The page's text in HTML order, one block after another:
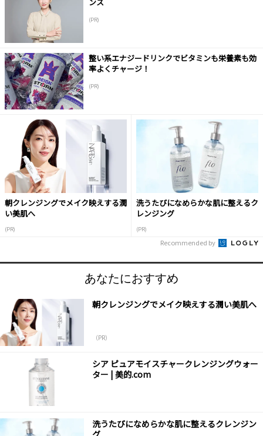
(PR)
整い系エナジードリンクでビタミンも栄養素も効
率よくチャージ！
(PR)
朝クレンジングでメイク映えする潤
い美肌へ
(PR)
洗うたびになめらかな肌に整えるク
レンジング
(PR)
Recommended by
あなたにおすすめ
朝クレンジングでメイク映えする潤い美肌へ
（PR）
シア ピュアモイスチャークレンジングウォー
ター | 美的.com
洗うたびになめらかな肌に整えるクレンジン